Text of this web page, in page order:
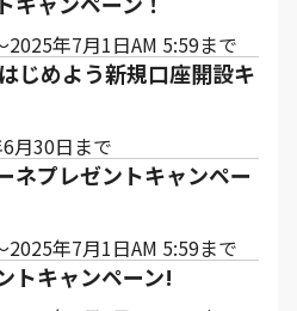
年7月1日AM 5:59まで
じめよう新規口座開設キ
月30日まで
ネプレゼントキャンペー
年7月1日AM 5:59まで
トキャンペーン!